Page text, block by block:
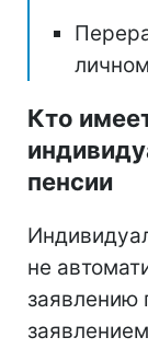
Кто
пенсии
не
заявлению